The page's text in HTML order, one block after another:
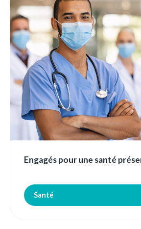
Engagés pour une santé
Santé